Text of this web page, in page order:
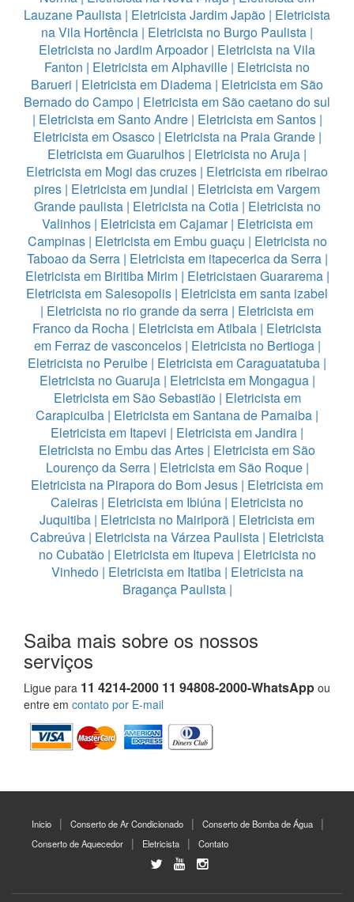
Lauzane Paulista | Eletricista Jardim Japão | Eletricista
na Vila Hortência | Eletricista no Burgo Paulista |
Eletricista no Jardim Arpoador| Eletricista na Vila
Fanton | Eletricista em Alphaville | Eletricista no
Barueri | Eletricista em Diadema | Eletricista em São
Bernado do Campo | Eletricista em São caetano do sul
| Eletricista em Santo Andre| Eletricista em Santos|
Eletricista em Osasco| Eletricista na Praia Grande|
Eletricista em Guarulhos | Eletricista no Aruja |
Eletricista em Mogi das cruzes | Eletricista em ribeirao
pires | Eletricista em jundiai | Eletricista em Vargem
Grande paulista| Eletricista na Cotia| Eletricista no
Valinhos| Eletricista em Cajamar| Eletricista em
Campinas| Eletricista em Embu guaçu | Eletricista no
Taboao da Serra| Eletricista em itapecerica da Serra|
Eletricista em Biritiba Mirim| Eletricistaen Guararema|
Eletricista em Salesopolis | Eletricista em santa izabel
| Eletricista no rio grande da serra | Eletricista em
Franco da Rocha | Eletricista em Atibaia | Eletricista
em Ferraz de vasconcelos| Eletricista no Bertioga|
Eletricista no Peruibe | Eletricista em Caraguatatuba |
Eletricista no Guaruja| Eletricista em Mongagua|
Eletricista em São Sebastião| Eletricista em
Carapicuiba | Eletricista em Santana de Parnaiba |
Eletricista em Itapevi | Eletricista em Jandira |
Eletricista no Embu das Artes | Eletricista em São
Lourenço da Serra| Eletricista em São Roque|
Eletricista na Pirapora do Bom Jesus | Eletricista em
Caieiras | Eletricista em Ibiúna | Eletricista no
Juquitiba | Eletricista no Mairiporã | Eletricista em
Cabreúva | Eletricista na Várzea Paulista | Eletricista
no Cubatão| Eletricista em Itupeva| Eletricista no
Vinhedo| Eletricista em Itatiba| Eletricista na
Bragança Paulista|
Saiba mais sobre os nossos
serviços
Ligue para 11 4214-2000 11 94808-2000-WhatsApp ou
entre em contato por E-mail
Inicio Conserto de Ar Condicionado
Conserto de Bomba de Água
Conserto de Aquecedor
Eletricista Contato